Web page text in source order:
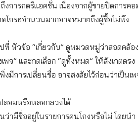
งการกดรีแอคชั่น เนื่องจากผู้ขายปิดการคอ
โกรธจำนวนมากอาจหมายถึงผู้ซื้อไม่พึง
ที่ หัวข้อ “เกี่ยวกับ” ดูหมวดหมู่ว่าสอดคล้อง
จ” และกดเลือก “ดูทั้งหมด” ให้สังเกตตรง
มีการเปลี่ยนชื่อ อาจสงสัยไว้ก่อนว่าเป็นเพ
ลอมหรือหลอกลวงได้
ามีชื่ออยู่ในรายการคนโกงหรือไม่ โดยนำ